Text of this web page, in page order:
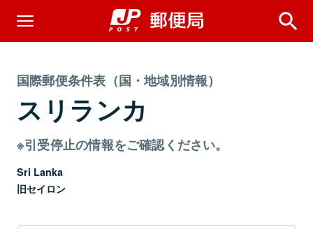
国際郵便条件表（国・地域別情報）
スリランカ
※引受停止の情報をご確認ください。
Sri Lanka
旧セイロン